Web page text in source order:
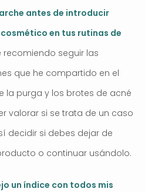
antes de introducir
en tus rutinas de
recomiendo seguir las
que he compartido en el
la purga y los brotes de acné
valorar si se trata de un caso
decidir si debes dejar de
o continuar usándolo.
un índice con todos mis